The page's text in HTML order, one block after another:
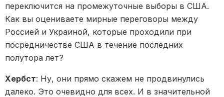
переключится на промежуточные выборы в США.
Как вы оцениваете мирные переговоры между
Россией и Украиной, которые проходили при
посредничестве США в течение последних
полутора лет?
Хербст: Ну, они прямо скажем не продвинулись
далеко. Это очевидно для всех. И в значительной